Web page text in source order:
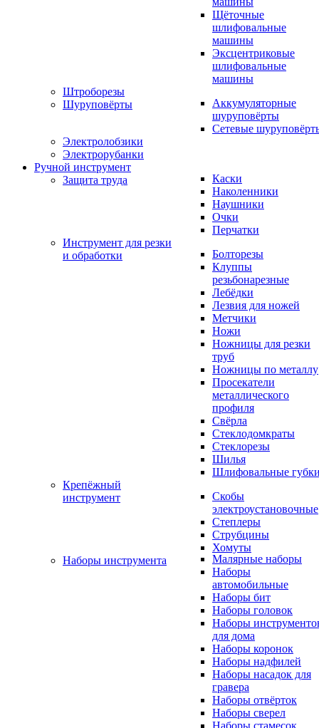
Щёточные
шлифовальные
машины
Эксцентриковые
шлифовальные
машины
Штроборезы
Шуруповёрты
Аккумуляторные
шуруповёрты
Сетевые
Электролобзики
Электрорубанки
Ручной инструмент
Защита труда
Каски
Наколенники
Наушники
Очки
Перчатки
Инструмент для резки
и обработки
Болторезы
Клуппы
резьбонарезные
Лебёдки
Лезвия для ножей
Метчики
Ножи
Ножницы для резки
труб
Ножницы по металлу
Просекатели
металлического
профиля
Свёрла
Стеклодомкраты
Стеклорезы
Шилья
Шлифовальные
Крепёжный
инструмент
Скобы
электроустановочные
Степлеры
Струбцины
Хомуты
Наборы инструмента
Малярные наборы
Наборы
автомобильные
Наборы бит
Наборы головок
Наборы
для дома
Наборы коронок
Наборы надфилей
Наборы насадок для
гравера
Наборы отвёрток
Наборы сверел
Наборы стамесок